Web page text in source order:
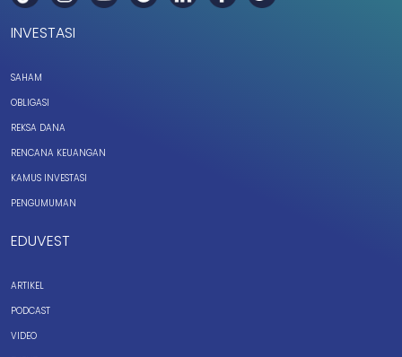
INVESTASI
SAHAM
OBLIGASI
REKSA DANA
RENCANA KEUANGAN
KAMUS INVESTASI
PENGUMUMAN
EDUVEST
ARTIKEL
PODCAST
VIDEO